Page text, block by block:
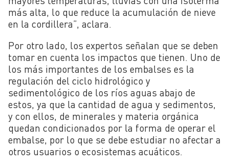
más alta, lo que reduce la acumulación de nieve
en la cordillera”, aclara.
Por otro lado, los expertos señalan que se deben
tomar en cuenta los impactos que tienen. Uno de
los más importantes de los embalses es la
regulación del ciclo hidrológico y
sedimentológico de los ríos aguas abajo de
estos, ya que la cantidad de agua y sedimentos,
y con ellos, de minerales y materia orgánica
quedan condicionados por la forma de operar el
embalse, por lo que se debe estudiar no afectar a
otros usuarios o ecosistemas acuáticos.